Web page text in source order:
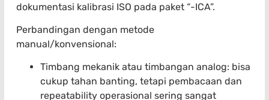
dokumentasi kalibrasi ISO pada paket “-ICA”.
Perbandingan dengan metode
manual/konvensional:
Timbang mekanik atau timbangan analog: bisa
cukup tahan banting, tetapi pembacaan dan
repeatability operasional sering sangat